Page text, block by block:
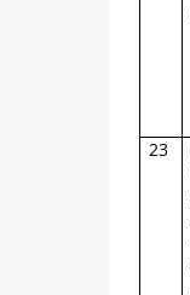
23